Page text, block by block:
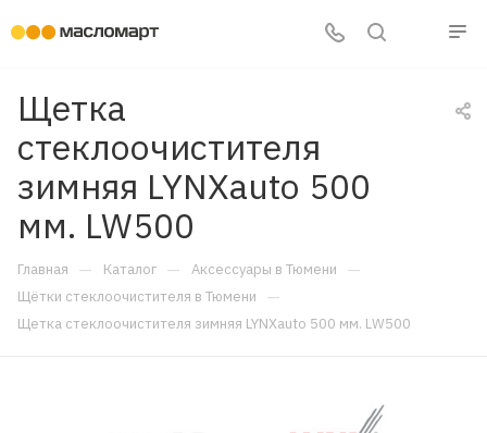
Щетка
стеклоочистителя
зимняя LYNXauto 500
мм. LW500
Главная — Каталог — Аксессуары в Тюмени —
Щётки стеклоочистителя в Тюмени —
Щетка стеклоочистителя зимняя LYNXauto 500 мм. LW500